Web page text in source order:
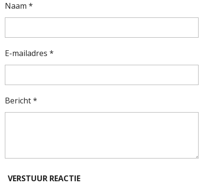
Naam *
E-mailadres *
Bericht *
VERSTUUR REACTIE